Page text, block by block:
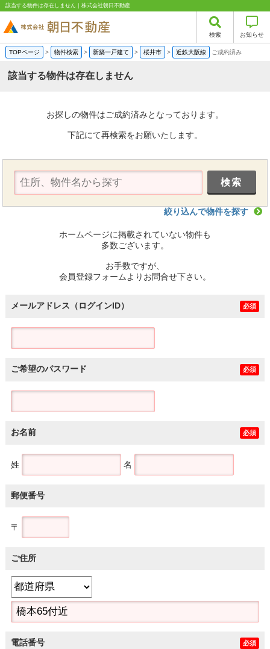
該当する物件は存在しません｜株式会社朝日不動産
検索 お知らせ
TOPページ > 物件検索 > 新築一戸建て > 桜井市 > 近鉄大阪線 ご成約済み
該当する物件は存在しません
お探しの物件はご成約済みとなっております。
下記にて再検索をお願いたします。
絞り込んで物件を探す
ホームページに掲載されていない物件も
多数ございます。
お手数ですが、
会員登録フォームよりお問合せ下さい。
メールアドレス（ログインID） 必須
ご希望のパスワード 必須
お名前 必須
姓 名
郵便番号
〒
ご住所
電話番号 必須